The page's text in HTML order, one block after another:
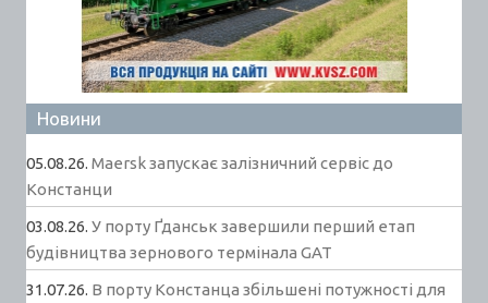
Новини
05.08.26. Maersk запускає залізничний сервіс до
Констанци
03.08.26. У порту Ґданськ завершили перший етап
будівництва зернового термінала GAT
31.07.26. В порту Констанца збільшені потужності для